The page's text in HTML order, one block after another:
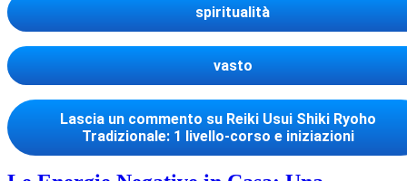
spiritualità
vasto
Lascia un commento su Reiki Usui Shiki Ryoho
Tradizionale: 1 livello-corso e iniziazioni